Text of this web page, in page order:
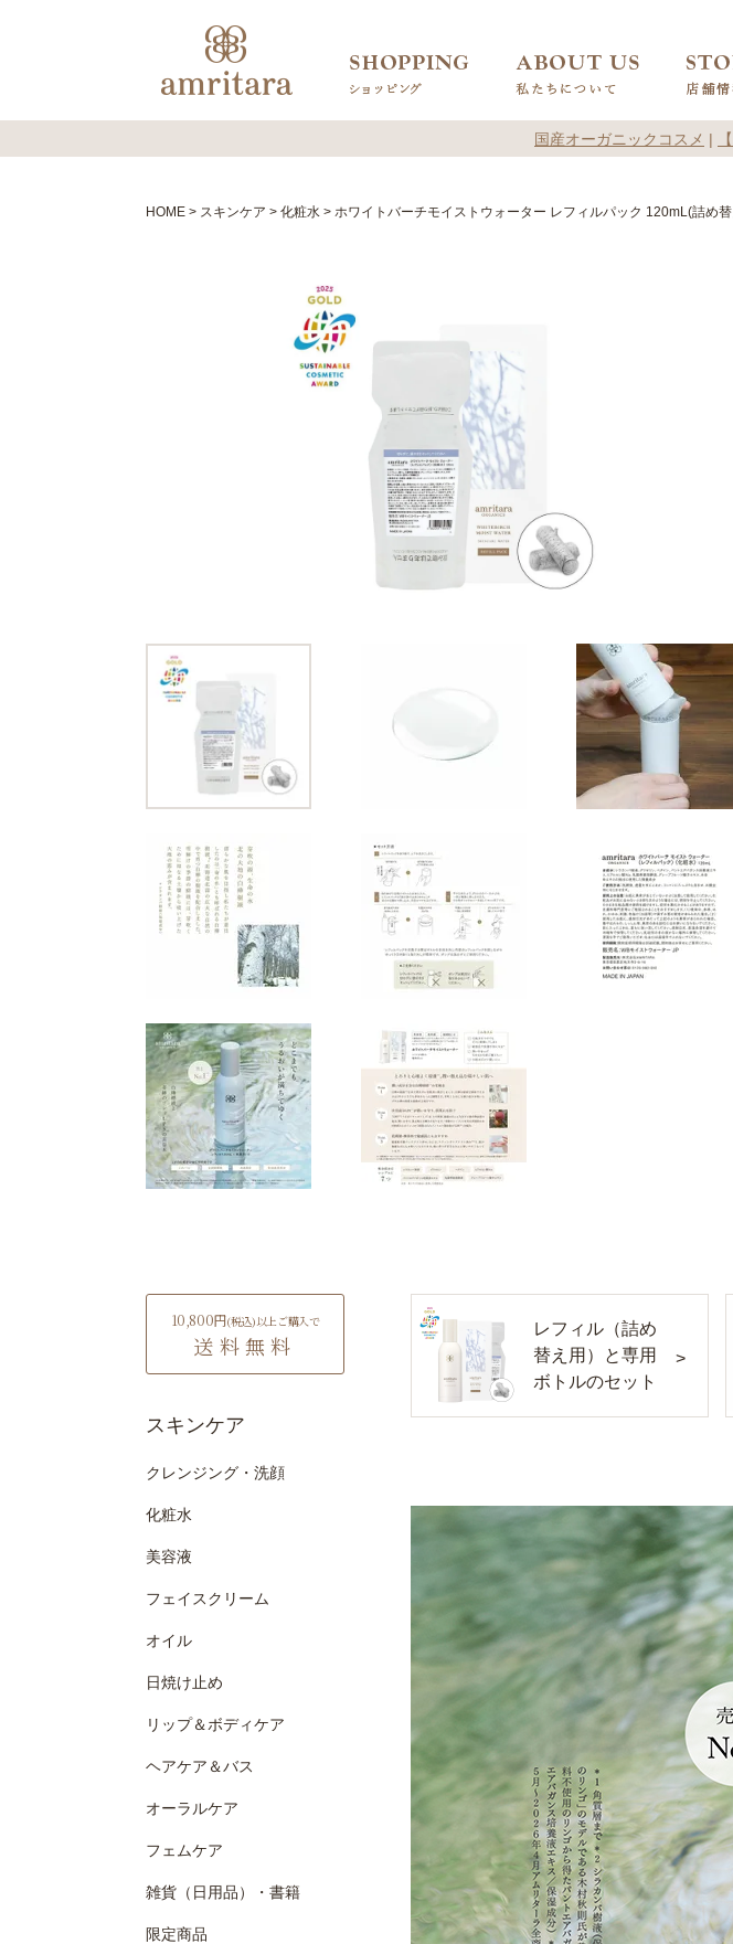
国産オーガニックコスメ |
HOME スキンケア 化粧水 ホワイトバーチモイストウォーター レフィルパック 120mL(詰め
10,800円(税込)以上ご購入で
送料無料
スキンケア
クレンジング・洗顔
化粧水
美容液
フェイスクリーム
オイル
日焼け止め
リップ＆ボディケア
ヘアケア＆バス
オーラルケア
フェムケア
雑貨（日用品）・書籍
限定商品
レフィル（詰め
替え用）と専用
ボトルのセット